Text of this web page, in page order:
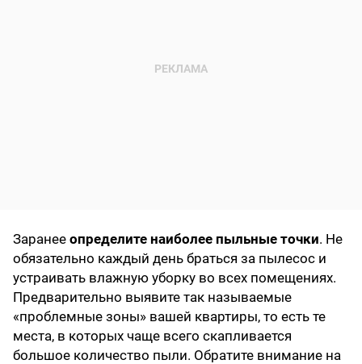
Заранее определите наиболее пыльные точки. Не
обязательно каждый день браться за пылесос и
устраивать влажную уборку во всех помещениях.
Предварительно выявите так называемые
«проблемные зоны» вашей квартиры, то есть те
места, в которых чаще всего скапливается
большое количество пыли. Обратите внимание на